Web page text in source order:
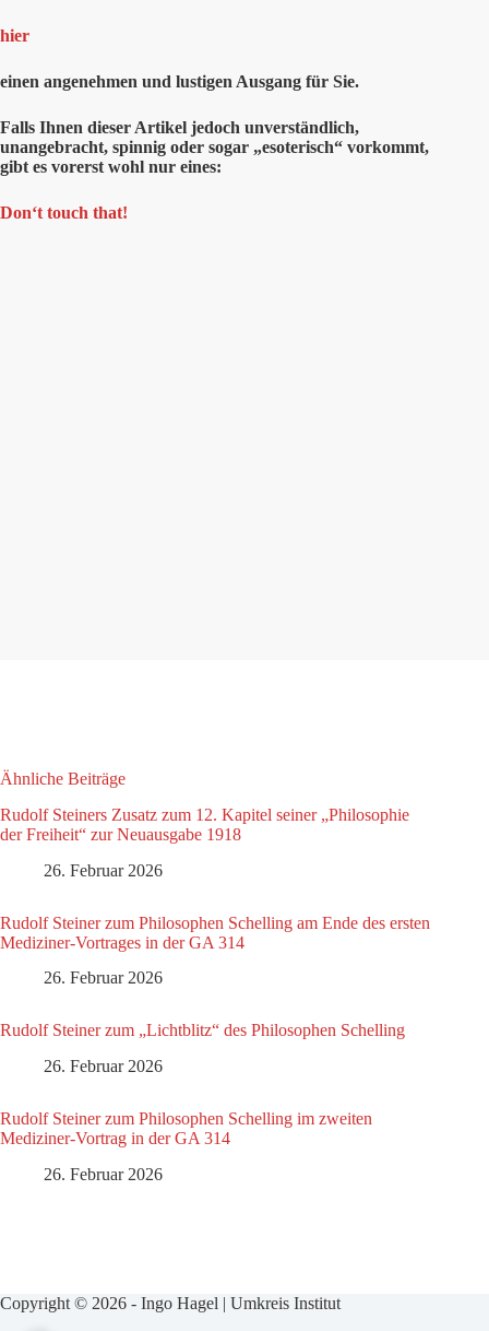
hier
einen angenehmen und lustigen Ausgang für Sie.
Falls Ihnen dieser Artikel jedoch unverständlich,
unangebracht, spinnig oder sogar „esoterisch“ vorkommt,
gibt es vorerst wohl nur eines:
Don‘t touch that!
Ähnliche Beiträge
Rudolf Steiners Zusatz zum 12. Kapitel seiner „Philosophie
der Freiheit“ zur Neuausgabe 1918
26. Februar 2026
Rudolf Steiner zum Philosophen Schelling am Ende des ersten
Mediziner-Vortrages in der GA 314
26. Februar 2026
Rudolf Steiner zum „Lichtblitz“ des Philosophen Schelling
26. Februar 2026
Rudolf Steiner zum Philosophen Schelling im zweiten
Mediziner-Vortrag in der GA 314
26. Februar 2026
Copyright © 2026 - Ingo Hagel | Umkreis Institut